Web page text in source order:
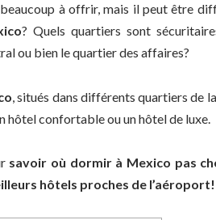
à offrir, mais il peut être
? Quels quartiers sont
ou bien le quartier des affaires?
, situés dans différents quartiers de
hôtel confortable ou un hôtel de luxe.
savoir où dormir à Mexico pas
hôtels proches de l’aéroport!